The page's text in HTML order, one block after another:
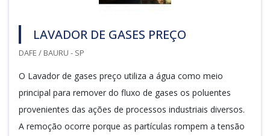
LAVADOR DE GASES PREÇO
DAFE / BAURU - SP
O Lavador de gases preço utiliza a água como meio
principal para remover do fluxo de gases os poluentes
provenientes das ações de processos industriais diversos.
A remoção ocorre porque as partículas rompem a tensão